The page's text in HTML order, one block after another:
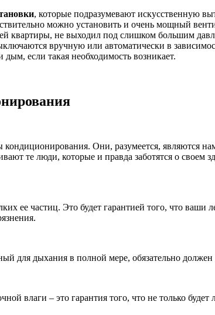
, которые подразумевают искусственную
можно установить и очень мощный
квартиры, не выходил под слишком большим
вручную или автоматически в
если такая необходимость возникает.
кондиционирования. Они, разумеется, являются
те люди, которые и правда заботятся о
ее частиц. Это будет гарантией того, что
для дыхания в полной мере, обязательно
влаги – это гарантия того, что не только